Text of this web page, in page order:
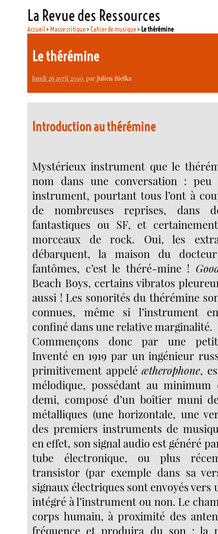
La Revue des Ressources
Accueil> Masse critique>Cahier de musique> Le thérémine
Le thérémine
lundi 26 avril 2010, parJulien Bielka
Introduction au thérémine
Mystérieux instrument que le
nom dans une conversation : peu
instrument, pourtant tous l’ont à
de nombreuses reprises, dans
fantastiques ou SF, et
morceaux de rock. Oui, les
débarquent, la maison du
fantômes, c’est le théré-mine !
Beach Boys, certains vibratos
aussi ! Les sonorités du thérémine
connues, même si l’instrument
confiné dans une relative marginalité.
Commençons donc par une
Inventé en 1919 par un ingénieur
primitivement appeléætherophone,
mélodique, possédant au minimum
demi, composé d’un boîtier muni
métalliques (une horizontale, une
des premiers instruments de
en effet, son signal audio est généré
tube électronique, ou plus
transistor (par exemple dans sa
signaux électriques sont envoyés
intégré à l’instrument ou non. Le
corps humain, à proximité des
fréquence et produira du son ; la